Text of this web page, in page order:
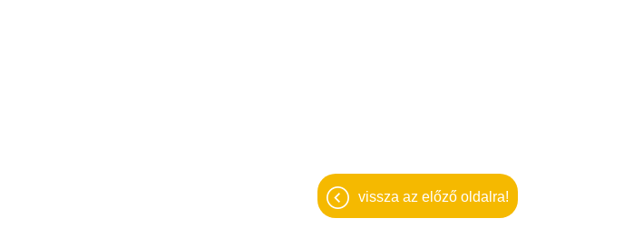
vissza az előző oldalra!